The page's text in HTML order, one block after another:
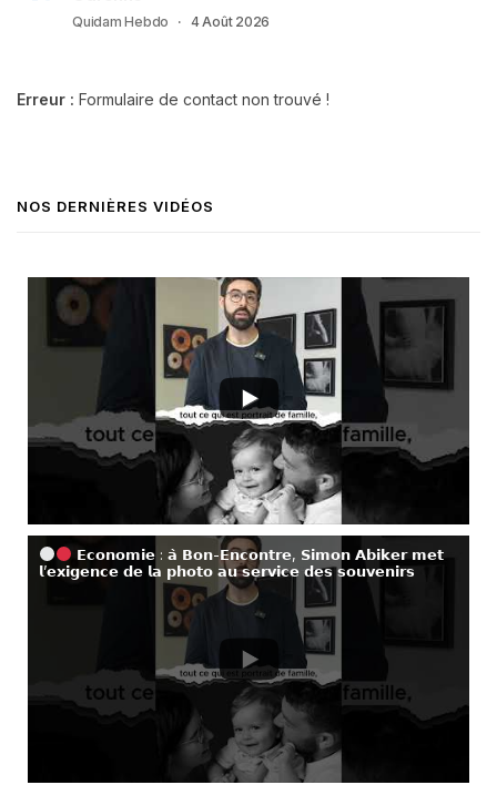
Quidam Hebdo 4 Août 2026
Erreur : Formulaire de contact non trouvé !
NOS DERNIÈRES VIDÉOS
𝗘𝗰𝗼𝗻𝗼𝗺𝗶𝗲 : 𝗮̀ 𝗕𝗼𝗻-𝗘𝗻𝗰𝗼𝗻𝘁𝗿𝗲, 𝗦𝗶𝗺𝗼𝗻 𝗔𝗯𝗶𝗸𝗲𝗿 𝗺𝗲𝘁
𝗹’𝗲𝘅𝗶𝗴𝗲𝗻𝗰𝗲 𝗱𝗲 𝗹𝗮 𝗽𝗵𝗼𝘁𝗼 𝗮𝘂 𝘀𝗲𝗿𝘃𝗶𝗰𝗲 𝗱𝗲𝘀 𝘀𝗼𝘂𝘃𝗲𝗻𝗶𝗿𝘀